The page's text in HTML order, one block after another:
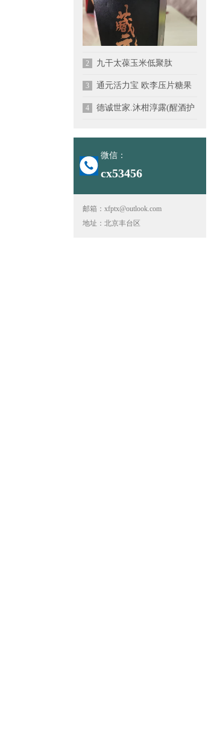
2 九干太葆玉米低聚肽
3 通元活力宝 欧李压片糖果
4 德诚世家.沐柑淳露(醒酒护
微信：
cx53456
邮箱：xfptx@outlook.com
地址：北京丰台区